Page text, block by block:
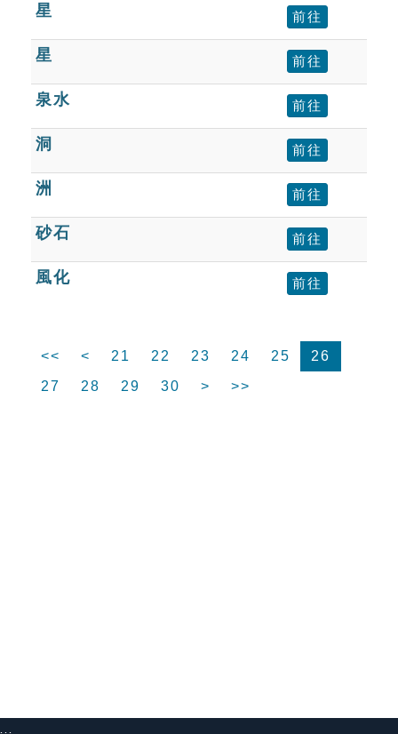
貓頭鷹博士
星 前往
星 前往
泉水 前往
洞 前往
洲 前往
砂石 前往
風化 前往
<< < 21 22 23 24 25
26
27
28 29 30 > >>